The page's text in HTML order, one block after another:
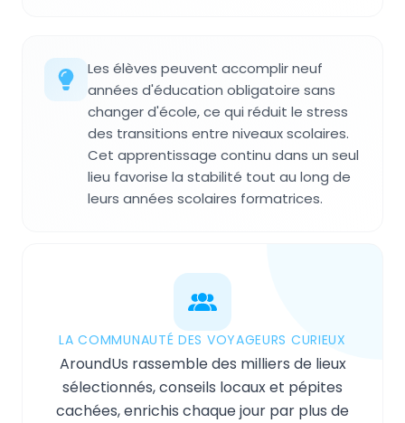
Les élèves peuvent accomplir neuf
années d'éducation obligatoire sans
changer d'école, ce qui réduit le stress
des transitions entre niveaux scolaires.
Cet apprentissage continu dans un seul
lieu favorise la stabilité tout au long de
leurs années scolaires formatrices.
LA COMMUNAUTÉ DES VOYAGEURS CURIEUX
AroundUs rassemble des milliers de lieux
sélectionnés, conseils locaux et pépites
cachées, enrichis chaque jour par plus de